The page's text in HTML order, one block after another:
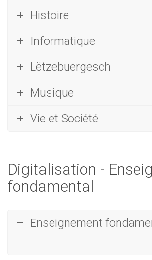
Histoire
Informatique
Lëtzebuergesch
Musique
Vie et Société
Digitalisation -
fondamental
Enseignement